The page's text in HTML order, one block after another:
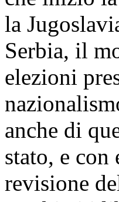
la
Serbia, il
elezioni
anche di
stato, e
revisione